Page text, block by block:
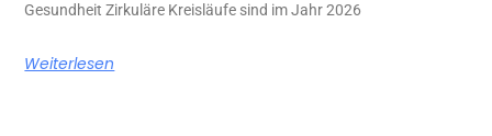
Gesundheit Zirkuläre Kreisläufe sind im Jahr 2026
Weiterlesen